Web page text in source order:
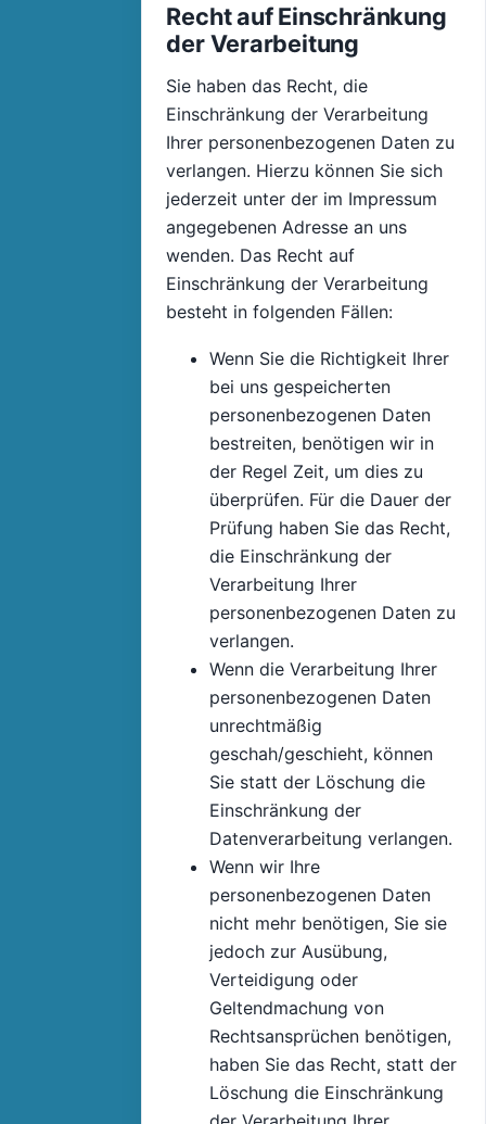
Recht auf Einschränkung
der Verarbeitung
Sie haben das Recht, die
Einschränkung der Verarbeitung
Ihrer personenbezogenen Daten zu
verlangen. Hierzu können Sie sich
jederzeit unter der im Impressum
angegebenen Adresse an uns
wenden. Das Recht auf
Einschränkung der Verarbeitung
besteht in folgenden Fällen:
Wenn Sie die Richtigkeit Ihrer
bei uns gespeicherten
personenbezogenen Daten
bestreiten, benötigen wir in
der Regel Zeit, um dies zu
überprüfen. Für die Dauer der
Prüfung haben Sie das Recht,
die Einschränkung der
Verarbeitung Ihrer
personenbezogenen Daten zu
verlangen.
Wenn die Verarbeitung Ihrer
personenbezogenen Daten
unrechtmäßig
geschah/geschieht, können
Sie statt der Löschung die
Einschränkung der
Datenverarbeitung verlangen.
Wenn wir Ihre
personenbezogenen Daten
nicht mehr benötigen, Sie sie
jedoch zur Ausübung,
Verteidigung oder
Geltendmachung von
Rechtsansprüchen benötigen,
haben Sie das Recht, statt der
Löschung die Einschränkung